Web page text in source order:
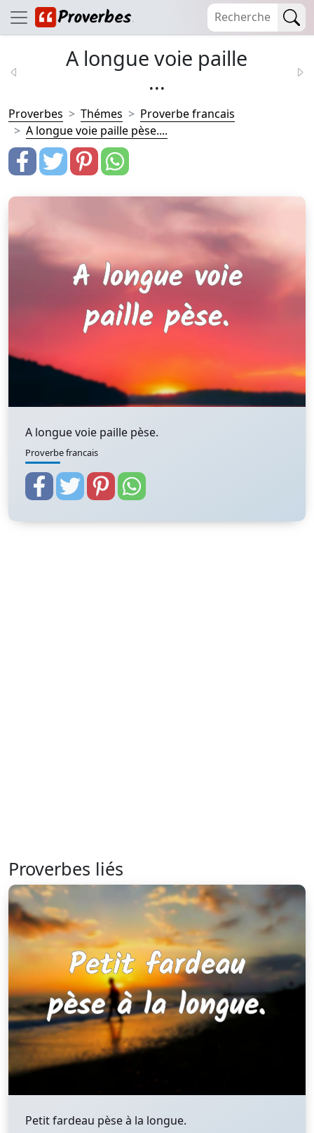
A longue voie paille
...
Proverbes Thémes
Proverbe francais
A longue voie paille pèse....
A longue voie paille pèse.
Proverbe francais
Proverbes liés
Petit fardeau pèse à la longue.